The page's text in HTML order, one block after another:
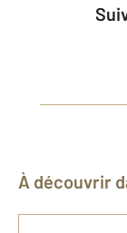
À découvrir